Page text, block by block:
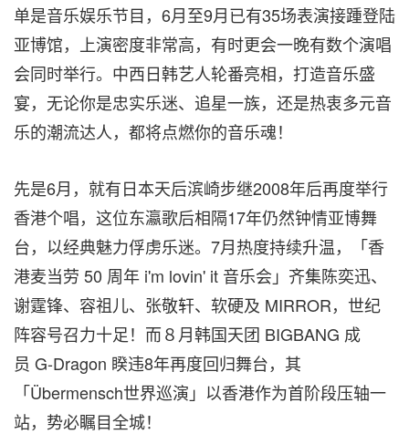
单是音乐娱乐节目，6月至9月已有35场表演接踵登陆
亚博馆，上演密度非常高，有时更会一晚有数个演唱
会同时举行。中西日韩艺人轮番亮相，打造音乐盛
宴，无论你是忠实乐迷、追星一族，还是热衷多元音
乐的潮流达人，都将点燃你的音乐魂！
先是6月，就有日本天后滨崎步继2008年后再度举行
香港个唱，这位东瀛歌后相隔17年仍然钟情亚博舞
台，以经典魅力俘虏乐迷。7月热度持续升温，「香
港麦当劳 50 周年 i'm lovin' it 音乐会」齐集陈奕迅、
谢霆锋、容祖儿、张敬轩、软硬及 MIRROR，世纪
阵容号召力十足！而８月韩国天团 BIGBANG 成
员 G-Dragon 睽违8年再度回归舞台，其
「Übermensch世界巡演」以香港作为首阶段压轴一
站，势必瞩目全城！